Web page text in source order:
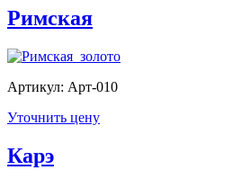
Римская
Артикул: Арт-010
Уточнить цену
Карэ